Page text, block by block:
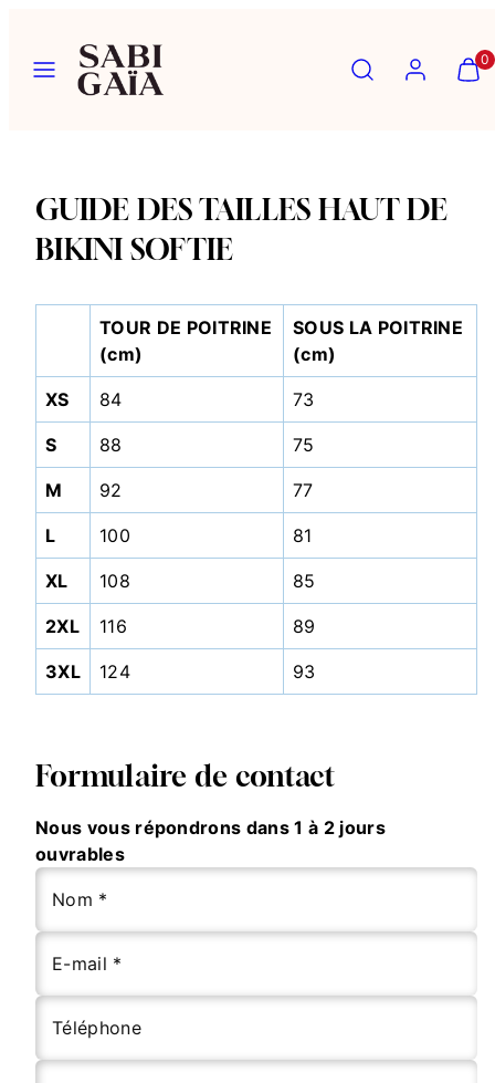
passer
RechercheCompte
mon
mon
0
GUIDE DES TAILLES HAUT DE
BIKINI SOFTIE
TOUR DE POITRINE
(cm)
SOUS LA POITRINE
(cm)
XS 84 73
S 88 75
M 92 77
L 100 81
XL 108 85
2XL 116 89
3XL 124 93
Formulaire de contact
Nous vous répondrons dans 1 à 2 jours
ouvrables
Nom *
E-mail *
Téléphone